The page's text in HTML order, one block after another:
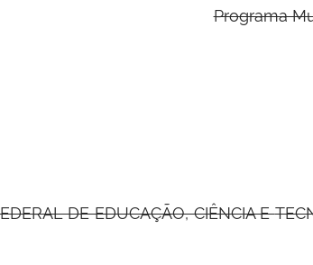
Programa
DE EDUCAÇÃO, CIÊNCIA E